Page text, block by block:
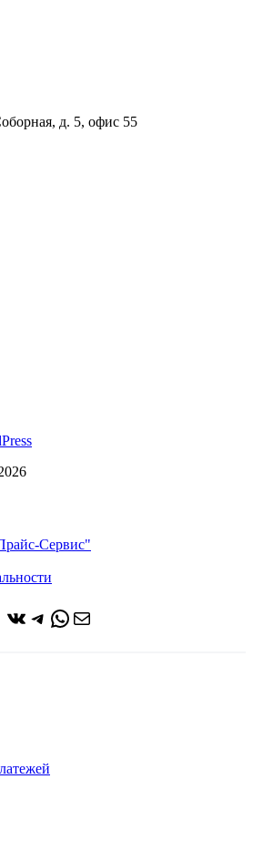
д. 5, офис 55
Сервис"
ВКонтакте
Telegram
WhatsApp
Почта